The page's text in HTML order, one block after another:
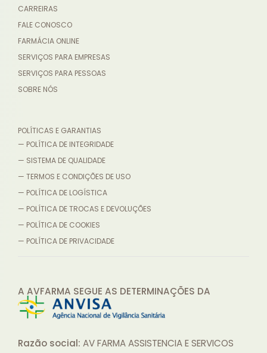
CARREIRAS
FALE CONOSCO
FARMÁCIA ONLINE
SERVIÇOS PARA EMPRESAS
SERVIÇOS PARA PESSOAS
SOBRE NÓS
POLÍTICAS E GARANTIAS
— POLÍTICA DE INTEGRIDADE
— SISTEMA DE QUALIDADE
— TERMOS E CONDIÇÕES DE USO
— POLÍTICA DE LOGÍSTICA
— POLÍTICA DE TROCAS E DEVOLUÇÕES
— POLÍTICA DE COOKIES
— POLÍTICA DE PRIVACIDADE
A AVFARMA SEGUE AS DETERMINAÇÕES DA
Razão social: AV FARMA ASSISTENCIA E SERVICOS